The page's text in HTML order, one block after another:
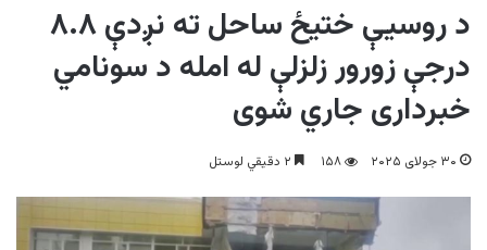
د روسيې ختيځ ساحل ته نږدې ۸.۸
درجې زورور زلزلې له امله د سونامي
خبرداری جاري شوی
۳۰ جولای ۲۰۲۵ ۱۵۸